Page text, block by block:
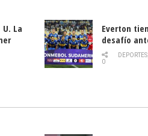
La
Everton
desafío
DEPORTES,
0